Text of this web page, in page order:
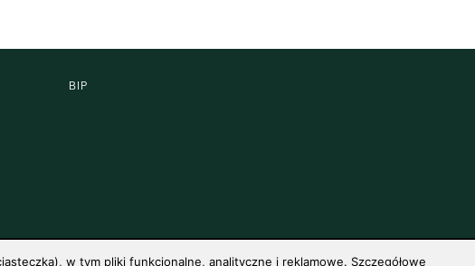
BIP
w tym pliki funkcjonalne, analityczne i reklamowe. Szczegółowe